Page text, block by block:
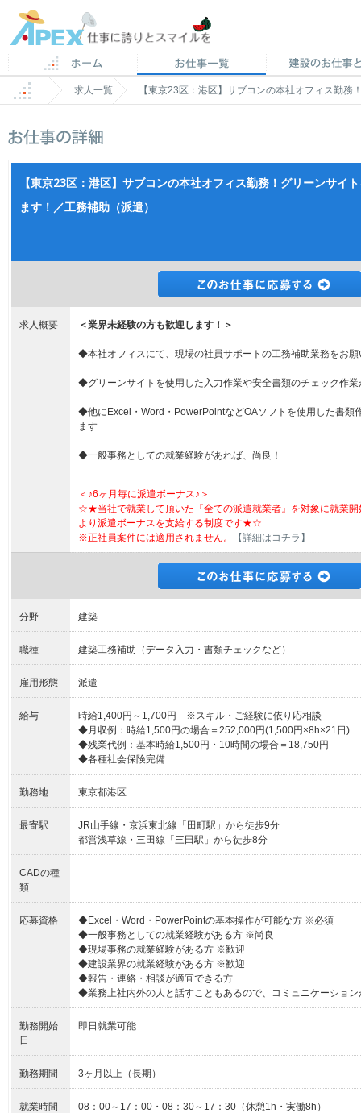
求人一覧 【東京23区：港区】サブコンの本社オフィス勤
【東京23区：港区】サブコンの本社オフィス勤務！グリーンサイ
ます！／工務補助（派遣）
求人概要 ＜業界未経験の方も歓迎します！＞
◆本社オフィスにて、現場の社員サポートの工務補助業務をお願
◆グリーンサイトを使用した入力作業や安全書類のチェック作
◆他にExcel・Word・PowerPointなどOAソフトを使用した書類
ます
◆一般事務としての就業経験があれば、尚良！
＜♪6ヶ月毎に派遣ボーナス♪＞
☆★当社で就業して頂いた『全ての派遣就業者』を対象に就業開
より派遣ボーナスを支給する制度です★☆
※正社員案件には適用されません。
【詳細はコチラ】
分野 建築
職種 建築工務補助（データ入力・書類チェックなど）
雇用形態 派遣
給与
時給1,400円～1,700円 ※スキル・ご経験に依り応相談
◆月収例：時給1,500円の場合＝252,000円(1,500円×8h×21日)
◆残業代例：基本時給1,500円・10時間の場合＝18,750円
◆各種社会保険完備
勤務地 東京都港区
最寄駅
JR山手線・京浜東北線「田町駅」から徒歩9分
都営浅草線・三田線「三田駅」から徒歩8分
CADの種
類
応募資格
◆Excel・Word・PowerPointの基本操作が可能な方 ※必須
◆一般事務としての就業経験がある方 ※尚良
◆現場事務の就業経験がある方 ※歓迎
◆建設業界の就業経験がある方 ※歓迎
◆報告・連絡・相談が適宜できる方
◆業務上社内外の人と話すこともあるので、コミュニケーショ
勤務開始
日
即日就業可能
勤務期間 3ヶ月以上（長期）
就業時間
08：00～17：00・08：30～17：30（休憩1h・実働8h）